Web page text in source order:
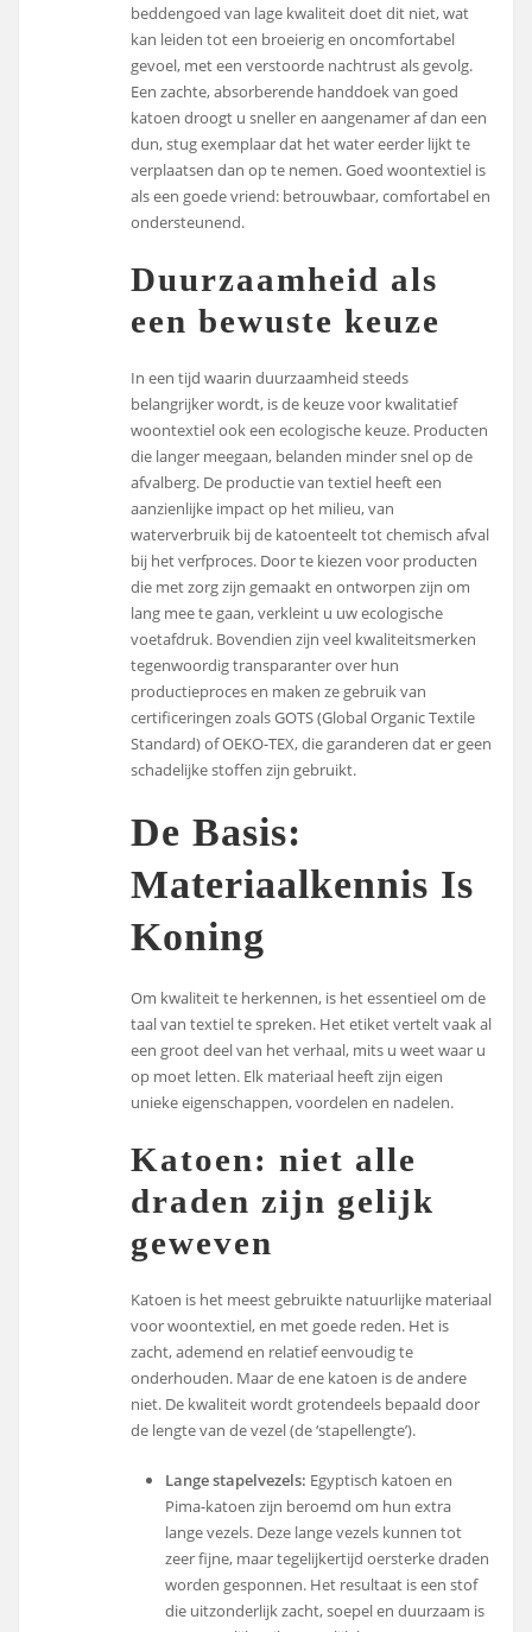
beddengoed van lage kwaliteit doet dit niet, wat
kan leiden tot een broeierig en oncomfortabel
gevoel, met een verstoorde nachtrust als gevolg.
Een zachte, absorberende handdoek van goed
katoen droogt u sneller en aangenamer af dan een
dun, stug exemplaar dat het water eerder lijkt te
verplaatsen dan op te nemen. Goed woontextiel is
als een goede vriend: betrouwbaar, comfortabel en
ondersteunend.
Duurzaamheid als
een bewuste keuze
In een tijd waarin duurzaamheid steeds
belangrijker wordt, is de keuze voor kwalitatief
woontextiel ook een ecologische keuze. Producten
die langer meegaan, belanden minder snel op de
afvalberg. De productie van textiel heeft een
aanzienlijke impact op het milieu, van
waterverbruik bij de katoenteelt tot chemisch afval
bij het verfproces. Door te kiezen voor producten
die met zorg zijn gemaakt en ontworpen zijn om
lang mee te gaan, verkleint u uw ecologische
voetafdruk. Bovendien zijn veel kwaliteitsmerken
tegenwoordig transparanter over hun
productieproces en maken ze gebruik van
certificeringen zoals GOTS (Global Organic Textile
Standard) of OEKO-TEX, die garanderen dat er geen
schadelijke stoffen zijn gebruikt.
De Basis:
Materiaalkennis Is
Koning
Om kwaliteit te herkennen, is het essentieel om de
taal van textiel te spreken. Het etiket vertelt vaak al
een groot deel van het verhaal, mits u weet waar u
op moet letten. Elk materiaal heeft zijn eigen
unieke eigenschappen, voordelen en nadelen.
Katoen: niet alle
draden zijn gelijk
geweven
Katoen is het meest gebruikte natuurlijke materiaal
voor woontextiel, en met goede reden. Het is
zacht, ademend en relatief eenvoudig te
onderhouden. Maar de ene katoen is de andere
niet. De kwaliteit wordt grotendeels bepaald door
de lengte van de vezel (de ‘stapellengte’).
Lange stapelvezels: Egyptisch katoen en
Pima-katoen zijn beroemd om hun extra
lange vezels. Deze lange vezels kunnen tot
zeer fijne, maar tegelijkertijd oersterke draden
worden gesponnen. Het resultaat is een stof
die uitzonderlijk zacht, soepel en duurzaam is